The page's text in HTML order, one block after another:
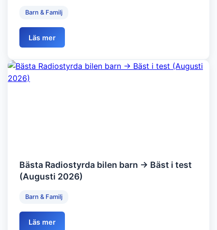
Barn & Familj
Läs mer
Bästa Radiostyrda bilen barn → Bäst i test
(Augusti 2026)
Barn & Familj
Läs mer